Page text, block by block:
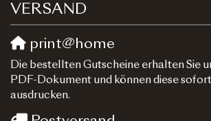
VERSAND
print@home
Die bestellten Gutscheine erhalten Sie
PDF-Dokument und können diese
ausdrucken.